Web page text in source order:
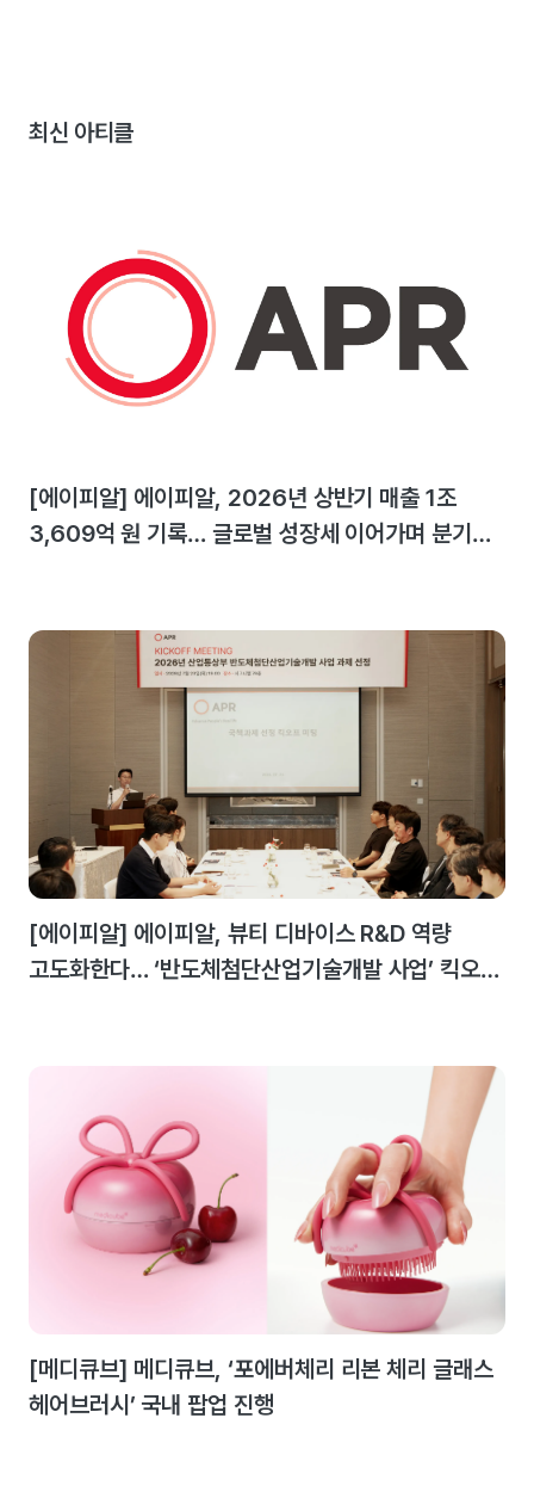
최신 아티클
[에이피알] 에이피알, 2026년 상반기 매출 1조
3,609억 원 기록… 글로벌 성장세 이어가며 분기
[에이피알] 에이피알, 뷰티 디바이스 R&D 역량
고도화한다… ‘반도체첨단산업기술개발 사업’ 킥오프
[메디큐브] 메디큐브, ‘포에버체리 리본 체리 글래스
헤어브러시’ 국내 팝업 진행